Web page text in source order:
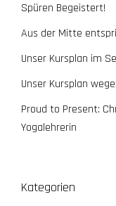
Spüren Begeistert!
Aus der Mitte
Unser Kursplan im
Unser Kursplan
Proud to Present:
Yogalehrerin
Kategorien